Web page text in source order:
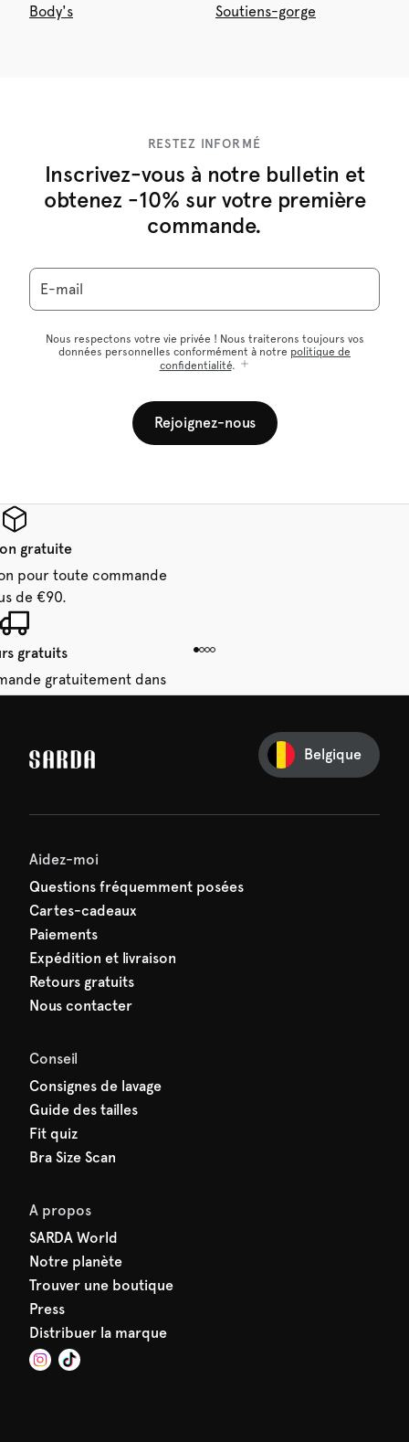
Body's Soutiens-gorge
RESTEZ INFORMÉ
Inscrivez-vous à notre bulletin et
obtenez -10% sur votre première
commande.
E-mail
Nous respectons votre vie privée ! Nous traiterons toujours vos
données personnelles conformément à notre politique de
confidentialité.
Rejoignez-nous
gratuite
pour toute commande
de €90.
gratuits
gratuitement dans
jours.
commande
Belgique
Aidez-moi
Questions fréquemment posées
Cartes-cadeaux
Paiements
Expédition et livraison
Retours gratuits
Nous contacter
Conseil
Consignes de lavage
Guide des tailles
Fit quiz
Bra Size Scan
A propos
SARDA World
Notre planète
Trouver une boutique
Press
Distribuer la marque